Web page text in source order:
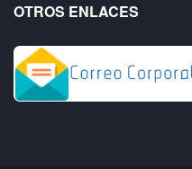
OTROS ENLACES